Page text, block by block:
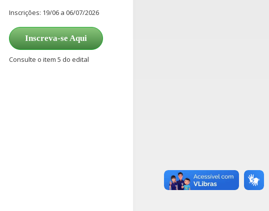
Inscrições: 19/06 a 06/07/2026
Inscreva-se Aqui
Consulte o item 5 do edital